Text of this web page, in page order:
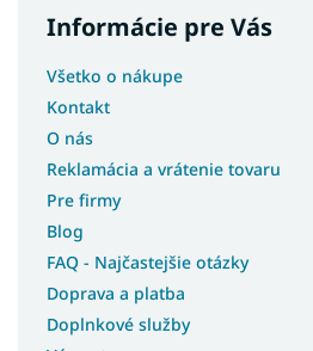
Informácie pre Vás
Všetko o nákupe
Kontakt
O nás
Reklamácia a vrátenie tovaru
Pre firmy
Blog
FAQ - Najčastejšie otázky
Doprava a platba
Doplnkové služby